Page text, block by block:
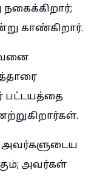
காண்கிறார்.
பட்டயத்தை
அவர்கள்